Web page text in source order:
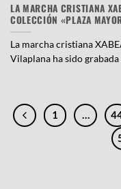
LA MARCHA CRISTIANA
COLECCIÓN «PLAZA
La marcha cristiana
Vilaplana ha sido grabada
1 …